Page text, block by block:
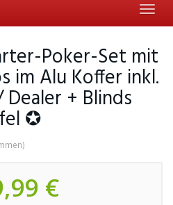
Poker-Set mit
im Alu Koffer inkl.
+ Blinds
✪
€